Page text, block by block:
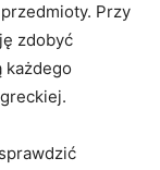
Przy
zdobyć
każdego